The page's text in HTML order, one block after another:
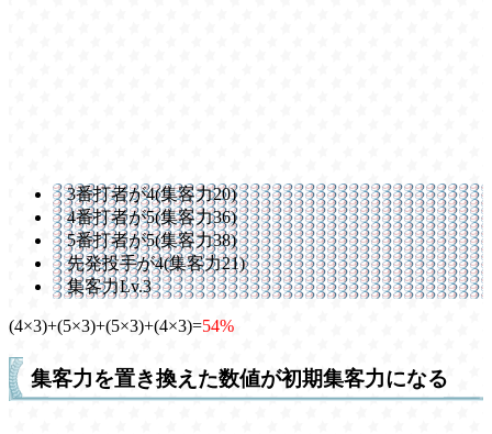
3番打者が4(集客力20)
4番打者が5(集客力36)
5番打者が5(集客力38)
先発投手が4(集客力21)
集客力Lv.3
(4×3)+(5×3)+(5×3)+(4×3)=54%
集客力を置き換えた数値が初期集客力になる